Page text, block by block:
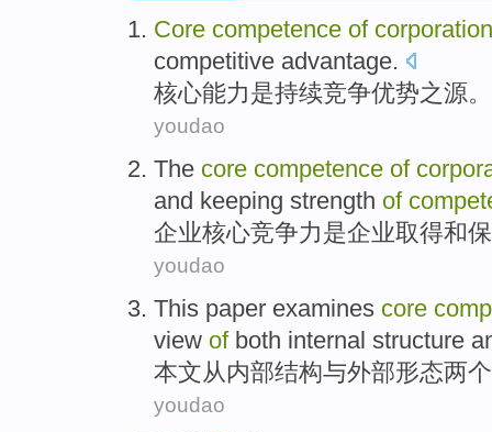
Core competence of corporation
competitive advantage.
核心能力是持续竞争优势之源。
youdao
The core competence of
and keeping strength of
企业核心竞争力是企业取得和
youdao
This paper examines core
view of both internal structure
本文从 内部结构与外部形态两
youdao